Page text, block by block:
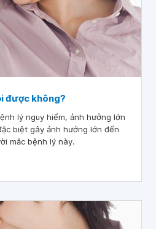
được không?
lý nguy hiểm, ảnh hưởng lớn
biệt gây ảnh hưởng lớn đến
mắc bệnh lý này.